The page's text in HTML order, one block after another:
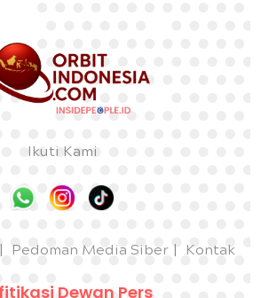
Ikuti Kami
Pedoman Media Siber Kontak
Dewan Pers